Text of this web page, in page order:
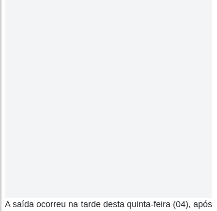
A saída ocorreu na tarde desta quinta-feira (04), após